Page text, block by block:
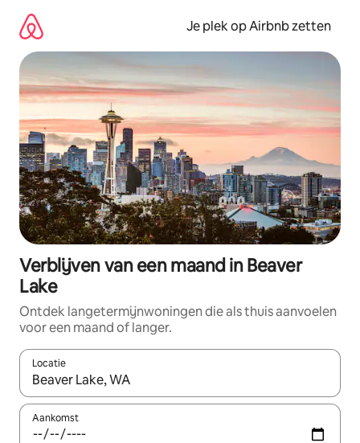
direct
naar
inhoud
Je plek op Airbnb zetten
Verblijven van een maand in Beaver
Lake
Ontdek langetermijnwoningen die als thuis aanvoelen
voor een maand of langer.
Locatie
Wanneer er resultaten beschikbaar zijn, maak je een keuze
Aankomst